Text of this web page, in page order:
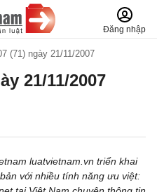
Đăng nhập
(71) ngày 21/11/2007
21/11/2007
luatvietnam.vn triển khai
với nhiều tính năng ưu việt: